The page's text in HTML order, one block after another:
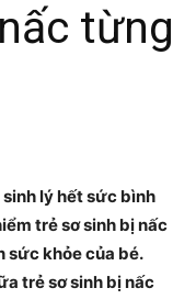
từng
lý hết sức bình
trẻ sơ sinh bị nấc
sức khỏe của bé.
trẻ sơ sinh bị nấc